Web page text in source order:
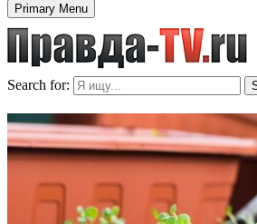
Primary Menu
Search for: